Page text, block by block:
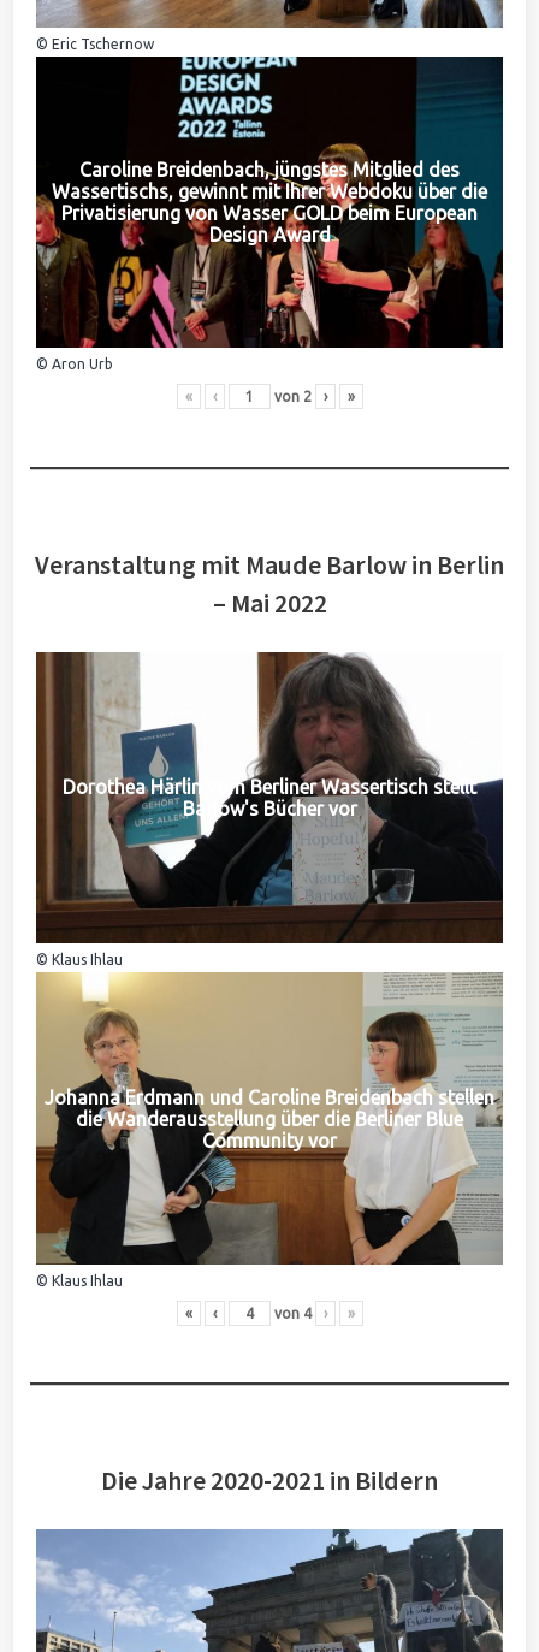
© Eric Tschernow
Caroline Breidenbach, jüngstes Mitglied des
Wassertischs, gewinnt mit Ihrer Webdoku über die
Privatisierung von Wasser GOLD beim European
Design Award
© Aron Urb
« ‹ von 2 › »
Veranstaltung mit Maude Barlow in Berlin
– Mai 2022
Dorothea Härlin vom Berliner Wassertisch stellt
Barlow's Bücher vor
© Klaus Ihlau
Johanna Erdmann und Caroline Breidenbach stellen
die Wanderausstellung über die Berliner Blue
Community vor
© Klaus Ihlau
« ‹ von 4 › »
Die Jahre 2020-2021 in Bildern